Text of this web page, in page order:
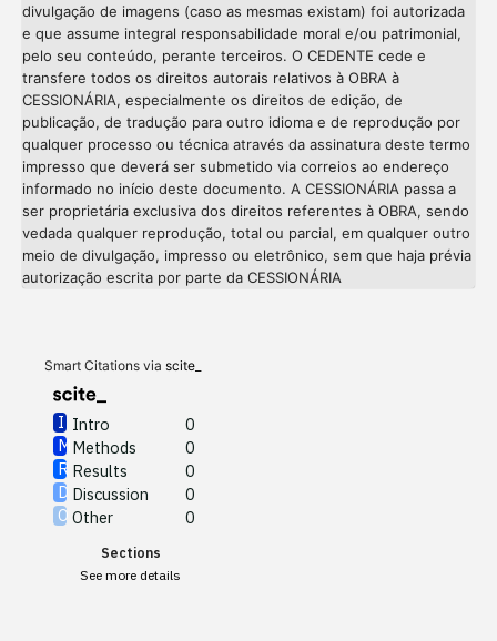
divulgação de imagens (caso as mesmas existam) foi autorizada
e que assume integral responsabilidade moral e/ou patrimonial,
pelo seu conteúdo, perante terceiros. O CEDENTE cede e
transfere todos os direitos autorais relativos à OBRA à
CESSIONÁRIA, especialmente os direitos de edição, de
publicação, de tradução para outro idioma e de reprodução por
qualquer processo ou técnica através da assinatura deste termo
impresso que deverá ser submetido via correios ao endereço
informado no início deste documento. A CESSIONÁRIA passa a
ser proprietária exclusiva dos direitos referentes à OBRA, sendo
vedada qualquer reprodução, total ou parcial, em qualquer outro
meio de divulgação, impresso ou eletrônico, sem que haja prévia
autorização escrita por parte da CESSIONÁRIA
Smart Citations via scite_
Intro
0
Methods
0
Results
0
Discussion
0
Other
0
Sections
See more details
Intro